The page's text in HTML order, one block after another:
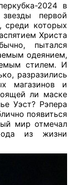
2024 в
первой
среди которых
Христа
пытался
одеянием,
стилем. И
разразились
магазинов и
ли маске
Уэст? Рэпера
появиться
мир отмечал
из жизни